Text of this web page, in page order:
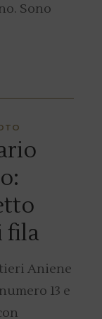
Sono
fila
Aniene
13 e